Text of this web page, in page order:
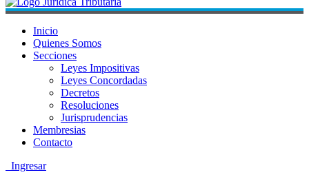
Inicio
Quienes Somos
Secciones
Leyes Impositivas
Leyes Concordadas
Decretos
Resoluciones
Jurisprudencias
Membresias
Contacto
Ingresar